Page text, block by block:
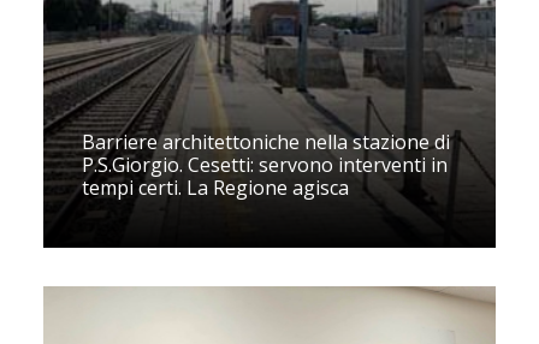
Barriere architettoniche nella stazione di
P.S.Giorgio. Cesetti: servono interventi in
tempi certi. La Regione agisca